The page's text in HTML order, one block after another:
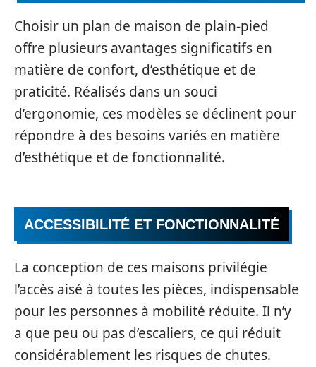
Choisir un plan de maison de plain-pied
offre plusieurs avantages significatifs en
matière de confort, d’esthétique et de
praticité. Réalisés dans un souci
d’ergonomie, ces modèles se déclinent pour
répondre à des besoins variés en matière
d’esthétique et de fonctionnalité.
ACCESSIBILITÉ ET FONCTIONNALITÉ
La conception de ces maisons privilégie
l’accès aisé à toutes les pièces, indispensable
pour les personnes à mobilité réduite. Il n’y
a que peu ou pas d’escaliers, ce qui réduit
considérablement les risques de chutes.